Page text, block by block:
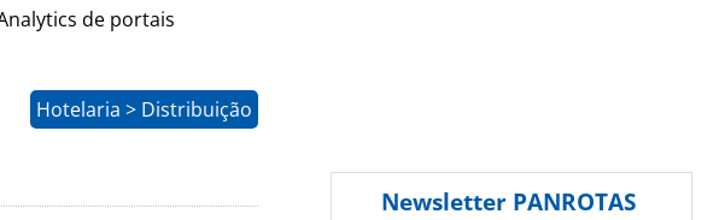
de portais
Hotelaria > Distribuição
Newsletter PANROTAS